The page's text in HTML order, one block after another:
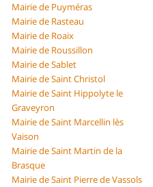
Mairie de Puyméras
Mairie de Rasteau
Mairie de Roaix
Mairie de Roussillon
Mairie de Sablet
Mairie de Saint Christol
Mairie de Saint Hippolyte le
Graveyron
Mairie de Saint Marcellin lès
Vaison
Mairie de Saint Martin de la
Brasque
Mairie de Saint Pierre de Vassols